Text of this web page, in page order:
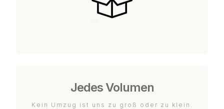
Jedes Volumen
Kein Umzug ist uns zu groß oder zu klein.